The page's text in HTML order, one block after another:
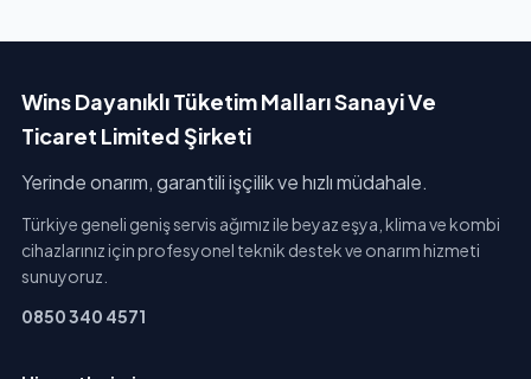
Wins Dayanıklı Tüketim Malları Sanayi Ve
Ticaret Limited Şirketi
Yerinde onarım, garantili işçilik ve hızlı müdahale.
Türkiye geneli geniş servis ağımız ile beyaz eşya, klima ve kombi
cihazlarınız için profesyonel teknik destek ve onarım hizmeti
sunuyoruz.
0850 340 4571